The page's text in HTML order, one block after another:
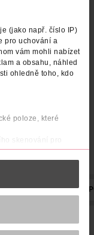
(jako např. číslo IP)
pro uchování a
vám mohli nabízet
a obsahu, náhled
ohledně toho, kdo
poloze, které
skenování pro
údaje, a nastavte
můžete kdykoliv
funkcí sociálních
osobní údaje.
údajů.
KRYTÍ EFEKT
Me podpoří tvojí